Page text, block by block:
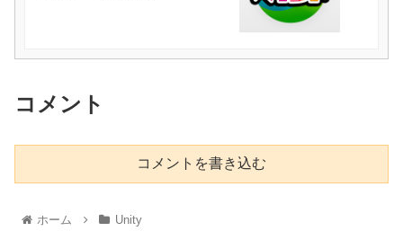
コメント
コメントを書き込む
ホーム Unity